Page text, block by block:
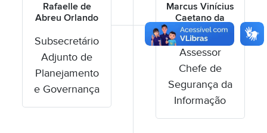
Rafaelle de
Abreu Orlando
Subsecretário
Adjunto de
Planejamento
e Governança
Marcus Vinícius
Caetano da
Silva
Assessor
Chefe de
Segurança da
Informação